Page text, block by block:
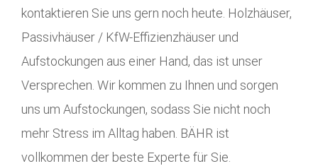
kontaktieren Sie uns gern noch heute. Holzhäuser,
Passivhäuser / KfW-Effizienzhäuser und
Aufstockungen aus einer Hand, das ist unser
Versprechen. Wir kommen zu Ihnen und sorgen
uns um Aufstockungen, sodass Sie nicht noch
mehr Stress im Alltag haben. BÄHR ist
vollkommen der beste Experte für Sie.